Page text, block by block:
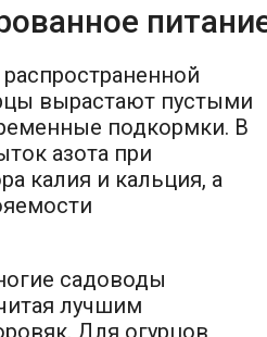
вырастают пустыми
подкормки. В
азота при
калия и кальция, а
садоводы
лучшим
Для огурцов